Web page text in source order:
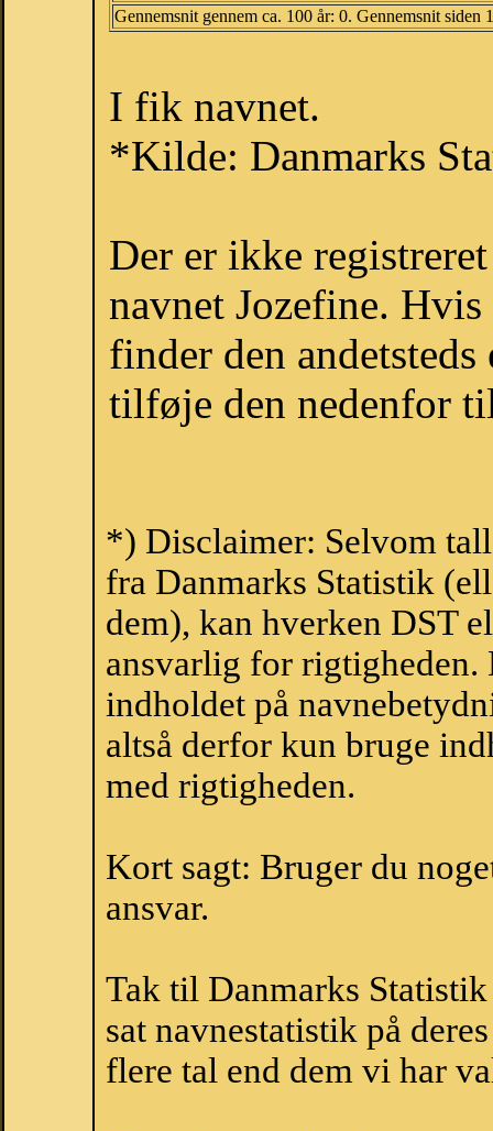
Gennemsnit gennem ca. 100 år: 0. Gennemsnit siden
I fik navnet.
*Kilde: Danmarks
Der er ikke
navnet Jozefine.
finder den
tilføje den nedenfor
*) Disclaimer: Selvom
fra Danmarks Statistik
dem), kan hverken DST
ansvarlig for
indholdet på
altså derfor kun bruge
med rigtigheden.
Kort sagt: Bruger du
ansvar.
Tak til Danmarks
sat navnestatistik på
flere tal end dem vi har